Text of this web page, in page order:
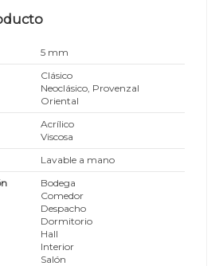
5 mm
Clásico
Neoclásico, Provenzal
Oriental
Acrílico
Viscosa
Lavable a mano
Bodega
Comedor
Despacho
Dormitorio
Hall
Interior
Salón